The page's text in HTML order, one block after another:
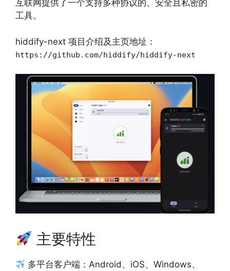
互联网提供了一个支持多种协议的、安全且私密的
工具。
hiddify-next 项目介绍及主页地址：
https://github.com/hiddify/hiddify-next
主要特性
多平台客户端：Android、iOS、Windows、